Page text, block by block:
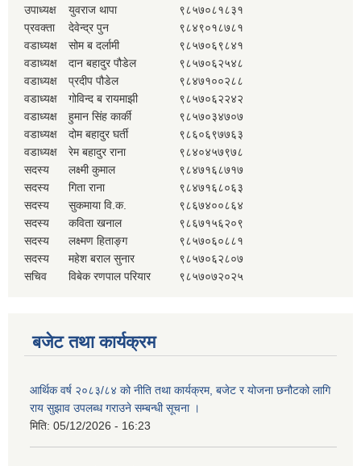
उपाध्यक्ष युवराज थापा
९८५७०८१८३१
प्रवक्ता
देवेन्द्र पुन
९८४९०१८७८१
वडाध्यक्ष
सोम ब दर्लामी
९८५७०६९८४१
वडाध्यक्ष
दान बहादुर पौडेल
९८५७०६२५४८
वडाध्यक्ष
प्रदीप पौडेल
९८४७१००२८८
वडाध्यक्ष
गोविन्द ब रायमाझी
९८५७०६२२४२
वडाध्यक्ष
हुमान सिंह कार्की
९८५७०३४७०७
वडाध्यक्ष
दोम बहादुर घर्ती
९८६०६९७७६३
वडाध्यक्ष
रेम बहादुर राना
९८४०४५७९७८
सदस्य
लक्ष्मी कुमाल
९८४७१६८७१७
सदस्य
गिता राना
९८४७१६८०६३
सदस्य
सुकमाया वि.क.
९८६७४००८६४
सदस्य
कविता खनाल
९८६७१५६२०९
सदस्य
लक्ष्मण हिताङ्ग
९८५७०६०८८१
सदस्य
महेश बराल सुनार
९८५७०६२८०७
सचिव
विबेक रणपाल परियार ९८५७०७२०२५
बजेट तथा कार्यक्रम
आर्थिक वर्ष २०८३/८४ को नीति तथा कार्यक्रम, बजेट र योजना छनौटको लागि
राय सुझाव उपलब्ध गराउने सम्बन्धी सूचना ।
मिति: 05/12/2026 - 16:23